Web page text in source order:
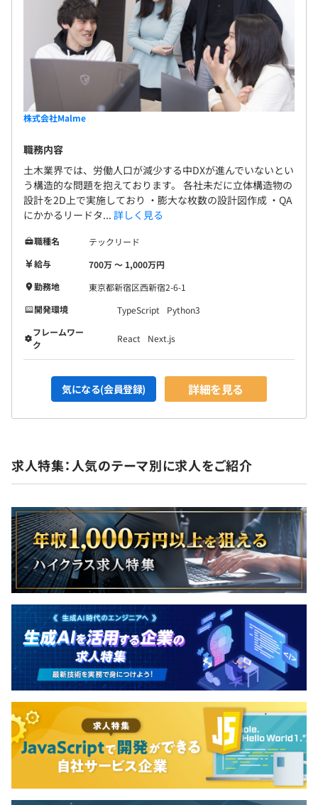
株式会社Malme
職務内容
土木業界では、労働人口が減少する中DXが進んでいないとい
う構造的な問題を抱えております。 各社未だに立体構造物の
設計を2D上で実施しており ・膨大な枚数の設計図作成 ・QA
にかかるリードタ... 詳しく見る
職種名
テックリード
給与
700万 〜 1,000万円
勤務地
東京都新宿区西新宿2-6-1
開発環境
TypeScript
Python3
フレームワー
ク
React Next.js
気になる(会員登録) 詳細を見る
求人特集：人気のテーマ別に求人をご紹介